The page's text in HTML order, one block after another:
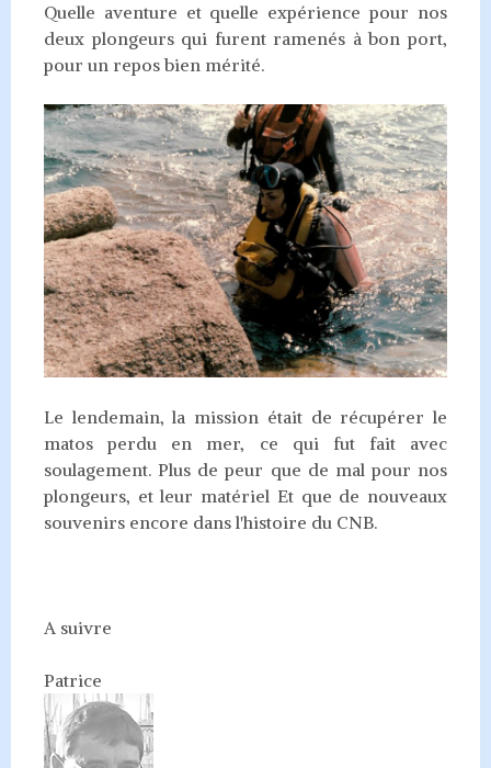
Quelle aventure et quelle expérience pour nos
deux plongeurs qui furent ramenés à bon port,
pour un repos bien mérité.
Le lendemain, la mission était de récupérer le
matos perdu en mer, ce qui fut fait avec
soulagement. Plus de peur que de mal pour nos
plongeurs, et leur matériel Et que de nouveaux
souvenirs encore dans l'histoire du CNB.
A suivre
Patrice